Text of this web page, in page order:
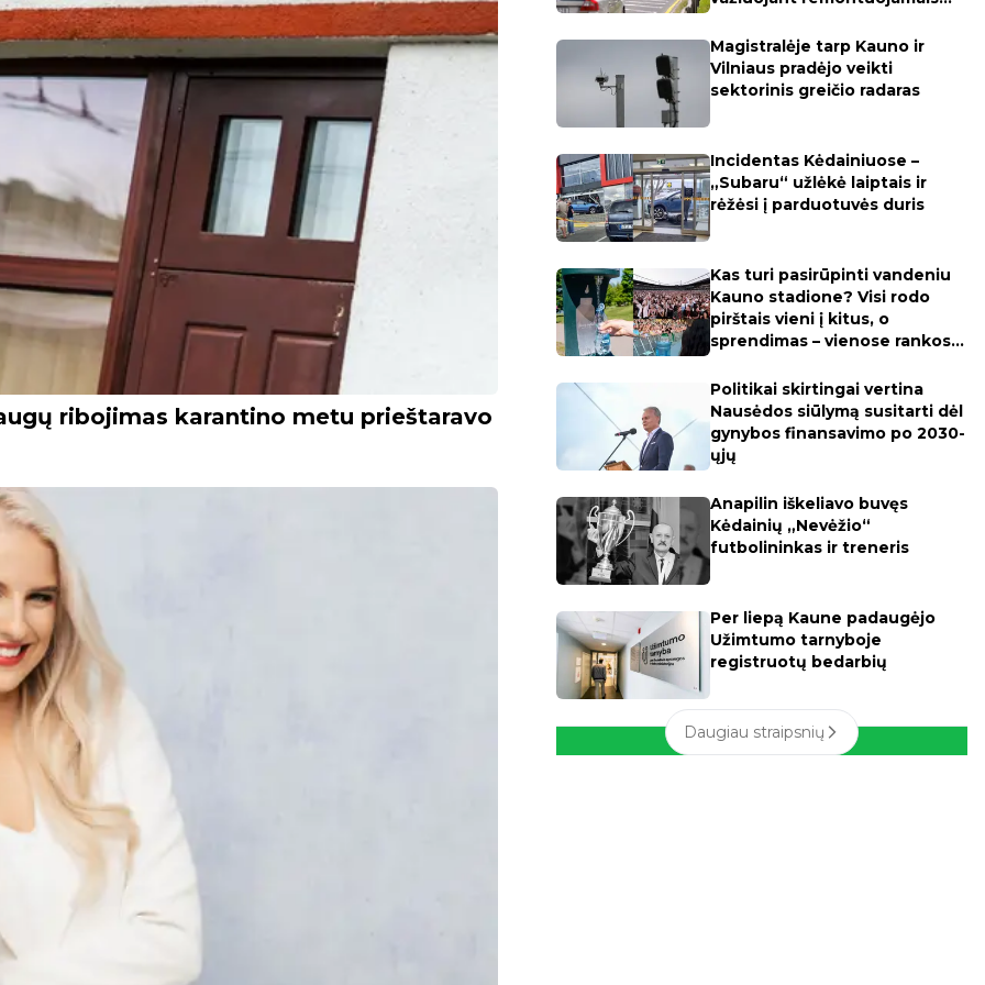
ribojimas karantino metu prieštaravo
Magistralėje tarp Kauno ir
Vilniaus pradėjo veikti
sektorinis greičio radaras
Incidentas Kėdainiuose –
„Subaru“ užlėkė laiptais ir
rėžėsi į parduotuvės duris
Kas turi pasirūpinti vandeniu
Kauno stadione? Visi rodo
pirštais vieni į kitus, o
sprendimas – vienose rankose
Politikai skirtingai vertina
Nausėdos siūlymą susitarti dėl
gynybos finansavimo po 2030-
ųjų
Anapilin iškeliavo buvęs
Kėdainių „Nevėžio“
futbolininkas ir treneris
Per liepą Kaune padaugėjo
Užimtumo tarnyboje
registruotų bedarbių
Daugiau straipsnių